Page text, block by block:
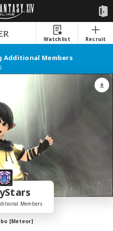
Watchlist
Recruit
Additional Members
Members
[Meteor]